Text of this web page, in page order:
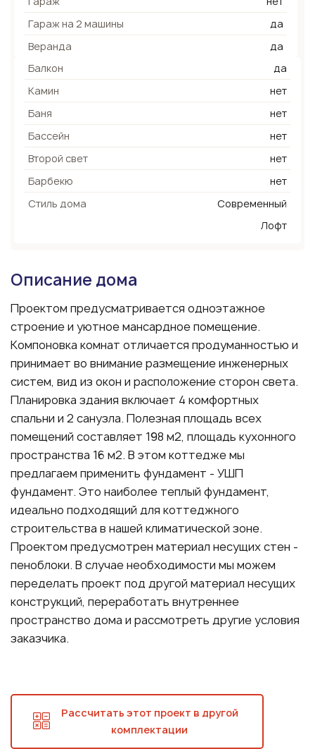
Гараж на 2 машины
да
Веранда
да
Балкон
да
Камин
нет
Баня
нет
Бассейн
нет
Второй свет
нет
Барбекю
нет
Стиль дома
Современный
Лофт
Описание дома
Проектом предусматривается одноэтажное
строение и уютное мансардное помещение.
Компоновка комнат отличается продуманностью и
принимает во внимание размещение инженерных
систем, вид из окон и расположение сторон света.
Планировка здания включает 4 комфортных
спальни и 2 санузла. Полезная площадь всех
помещений составляет 198 м2, площадь кухонного
пространства 16 м2. В этом коттедже мы
предлагаем применить фундамент - УШП
фундамент. Это наиболее теплый фундамент,
идеально подходящий для коттеджного
строительства в нашей климатической зоне.
Проектом предусмотрен материал несущих стен -
пеноблоки. В случае необходимости мы можем
переделать проект под другой материал несущих
конструкций, переработать внутреннее
пространство дома и рассмотреть другие условия
заказчика.
Рассчитать этот проект в другой
комплектации